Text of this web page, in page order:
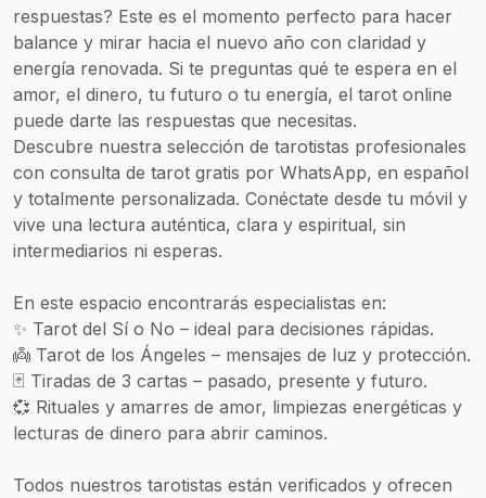
respuestas? Este es el momento perfecto para hacer
balance y mirar hacia el nuevo año con claridad y
energía renovada. Si te preguntas qué te espera en el
amor, el dinero, tu futuro o tu energía, el tarot online
puede darte las respuestas que necesitas.
Descubre nuestra selección de tarotistas profesionales
con consulta de tarot gratis por WhatsApp, en español
y totalmente personalizada. Conéctate desde tu móvil y
vive una lectura auténtica, clara y espiritual, sin
intermediarios ni esperas.
En este espacio encontrarás especialistas en:
✨ Tarot del Sí o No – ideal para decisiones rápidas.
👼 Tarot de los Ángeles – mensajes de luz y protección.
🃏 Tiradas de 3 cartas – pasado, presente y futuro.
💞 Rituales y amarres de amor, limpiezas energéticas y
lecturas de dinero para abrir caminos.
Todos nuestros tarotistas están verificados y ofrecen